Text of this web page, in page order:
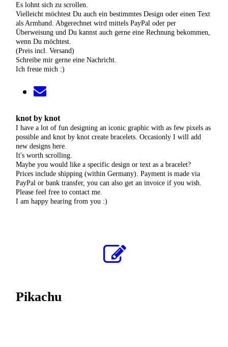
Es lohnt sich zu scrollen.
Vielleicht möchtest Du auch ein bestimmtes Design oder einen Text
als Armband. Abgerechnet wird mittels PayPal oder per
Überweisung und Du kannst auch gerne eine Rechnung bekommen,
wenn Du möchtest.
(Preis incl. Versand)
Schreibe mir gerne eine Nachricht.
Ich freue mich :)
knot by knot
I have a lot of fun designing an iconic graphic with as few pixels as
possible and knot by knot create bracelets. Occasionly I will add
new designs here.
It's worth scrolling.
Maybe you would like a specific design or text as a bracelet?
Prices include shipping (within Germany). Payment is made via
PayPal or bank transfer, you can also get an invoice if you wish.
Please feel free to contact me.
I am happy hearing from you :)
Pikachu